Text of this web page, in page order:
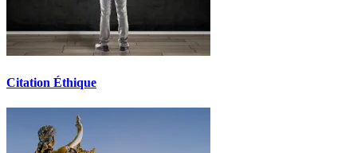
Citation Éthique